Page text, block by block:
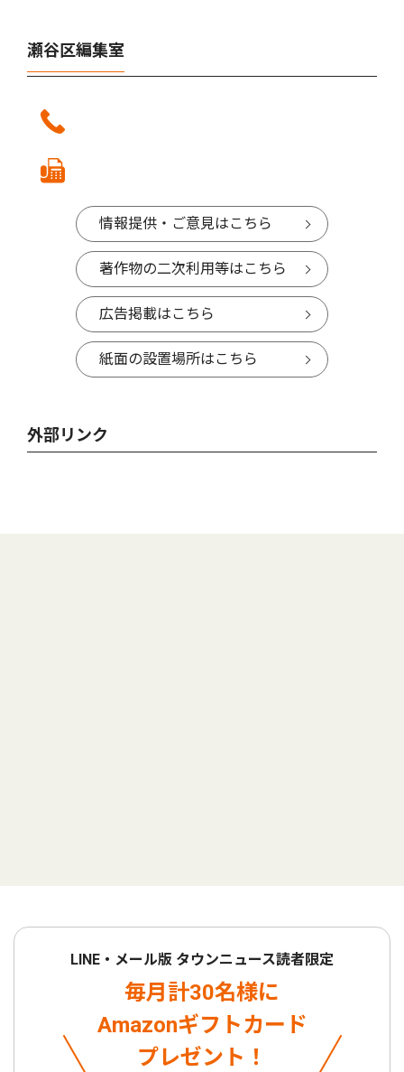
瀬谷区編集室
情報提供・ご意見はこちら
著作物の二次利用等はこちら
広告掲載はこちら
紙面の設置場所はこちら
外部リンク
LINE・メール版 タウンニュース読者限定
毎月計30名様に
Amazonギフトカード
プレゼント！